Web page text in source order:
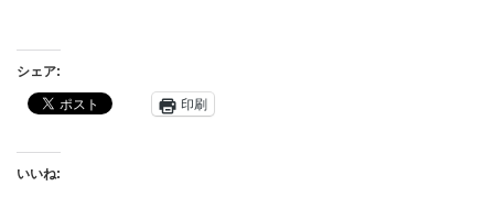
シェア:
印刷
いいね: